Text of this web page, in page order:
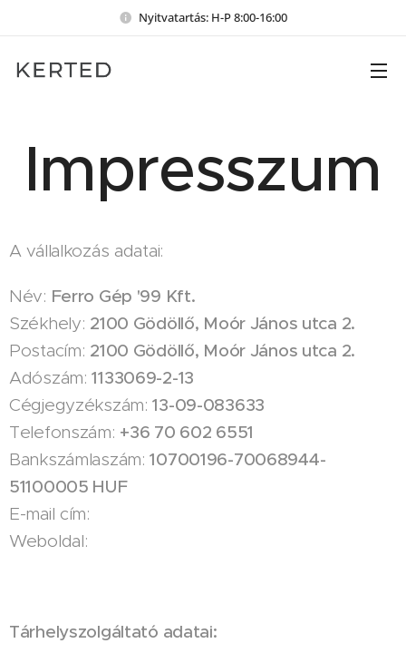
Nyitvatartás: H-P 8:00-16:00
Impresszum
A vállalkozás adatai:
Név: Ferro Gép '99 Kft.
Székhely: 2100 Gödöllő, Moór János utca 2.
Postacím: 2100 Gödöllő, Moór János utca 2.
Adószám:1133069-2-13
Cégjegyzékszám:13-09-083633
Telefonszám: +36 70 602 6551
Bankszámlaszám:10700196-70068944-
51100005 HUF
E-mail cím:
Weboldal:
Tárhelyszolgáltató adatai: